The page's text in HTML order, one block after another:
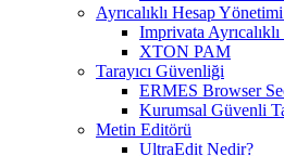
Ayrıcalıklı Hesap
Imprivata
XTON PAM
Tarayıcı Güvenliği
ERMES Browser
Kurumsal Güvenli
Metin Editörü
UltraEdit Nedir?